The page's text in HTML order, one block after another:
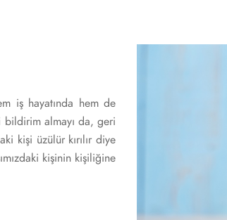
iş hayatında hem de
bildirim almayı da, geri
kişi üzülür kırılır diye
kişinin kişiliğine